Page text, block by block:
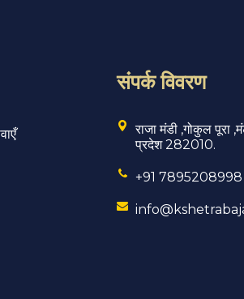
संपर्क विवरण
राजा मंडी ,गोकुल पूरा
प्रदेश 282010.
+91 7895208998